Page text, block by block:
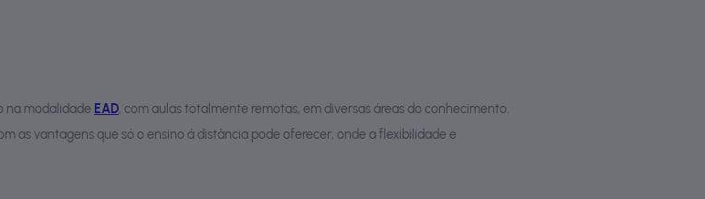
na modalidade EAD, com aulas totalmente remotas, em diversas áreas do conhecimento.
as vantagens que só o ensino á distância pode oferecer, onde a flexibilidade e